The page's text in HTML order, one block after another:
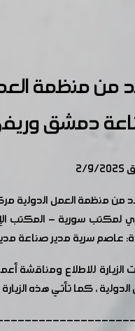
من منظمة العمل
دمشق
من منظمة العمل الدولية
لمكتب سورية - المكتب
عاصم سرية مدير صناعة
للاطلاع ومناقشة
الدولية ، كما تأتي هذه